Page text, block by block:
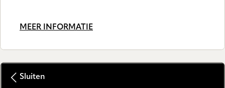
MEER INFORMATIE
Sluiten